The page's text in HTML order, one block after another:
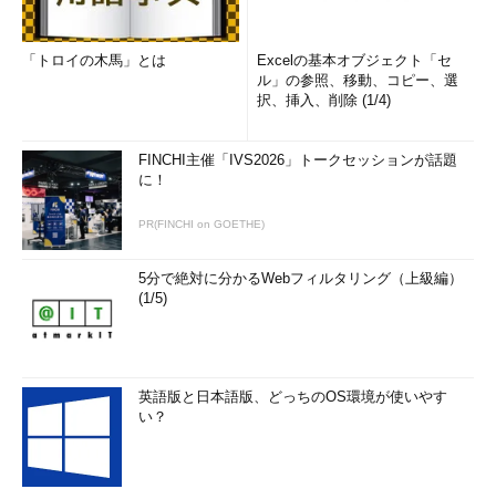
「トロイの木馬」とは
Excelの基本オブジェクト「セ
ル」の参照、移動、コピー、選
択、挿入、削除 (1/4)
FINCHI主催「IVS2026」トークセッションが話題
に！
PR(FINCHI on GOETHE)
5分で絶対に分かるWebフィルタリング（上級編）
(1/5)
英語版と日本語版、どっちのOS環境が使いやす
い？